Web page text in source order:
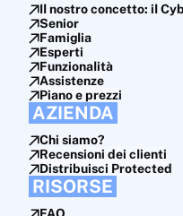
Il nostro concetto: il
Senior
Famiglia
Esperti
Funzionalità
Assistenze
Piano e prezzi
AZIENDA
Chi siamo?
Recensioni dei clienti
Distribuisci Protected
RISORSE